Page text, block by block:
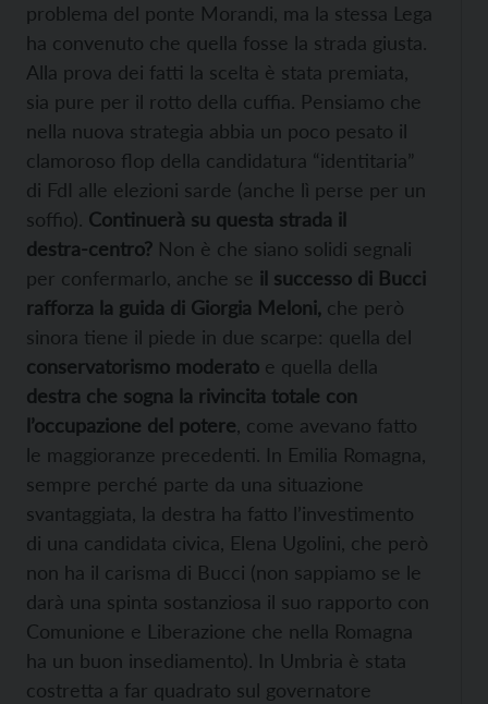
problema del ponte Morandi, ma la stessa Lega
ha convenuto che quella fosse la strada giusta.
Alla prova dei fatti la scelta è stata premiata,
sia pure per il rotto della cuffia. Pensiamo che
nella nuova strategia abbia un poco pesato il
clamoroso flop della candidatura “identitaria”
di FdI alle elezioni sarde (anche lì perse per un
soffio). Continuerà su questa strada il
destra‑centro? Non è che siano solidi segnali
per confermarlo, anche se il successo di Bucci
rafforza la guida di Giorgia Meloni, che però
sinora tiene il piede in due scarpe: quella del
conservatorismo moderato e quella della
destra che sogna la rivincita totale con
l’occupazione del potere , come avevano fatto
le maggioranze precedenti. In Emilia Romagna,
sempre perché parte da una situazione
svantaggiata, la destra ha fatto l’investimento
di una candidata civica, Elena Ugolini, che però
non ha il carisma di Bucci (non sappiamo se le
darà una spinta sostanziosa il suo rapporto con
Comunione e Liberazione che nella Romagna
ha un buon insediamento). In Umbria è stata
costretta a far quadrato sul governatore